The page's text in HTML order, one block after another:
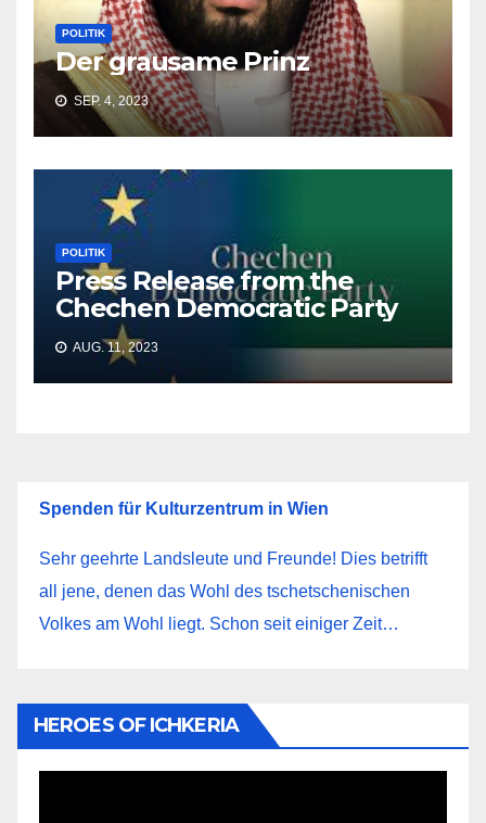
POLITIK
Der grausame Prinz
SEP. 4, 2023
POLITIK
Press Release from the
Chechen Democratic Party
AUG. 11, 2023
Spenden für Kulturzentrum in Wien
Sehr geehrte Landsleute und Freunde! Dies betrifft
all jene, denen das Wohl des tschetschenischen
Volkes am Wohl liegt. Schon seit einiger Zeit…
HEROES OF ICHKERIA